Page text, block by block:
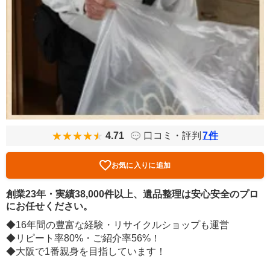
4.71 口コミ・評判 7件
お気に入りに追加
創業23年・実績38,000件以上、遺品整理は安心安全のプロ
にお任せください。
◆16年間の豊富な経験・リサイクルショップも運営
◆リピート率80%・ご紹介率56%！
◆大阪で1番親身を目指しています！